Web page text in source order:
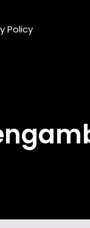
Policy